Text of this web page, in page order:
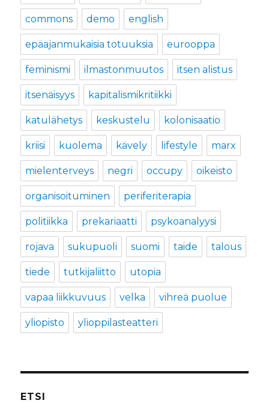
commons demo english
epäajanmukaisia totuuksia eurooppa
feminismi ilmastonmuutos itsen alistus
itsenäisyys kapitalismikritiikki
katulähetys keskustelu kolonisaatio
kriisi kuolema kävely lifestyle marx
mielenterveys negri occupy oikeisto
organisoituminen periferiterapia
politiikka prekariaatti psykoanalyysi
rojava sukupuoli suomi taide talous
tiede tutkijaliitto utopia
vapaa liikkuvuus velka vihreä puolue
yliopisto ylioppilasteatteri
ETSI